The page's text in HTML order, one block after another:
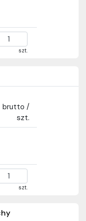
szt.
brutto /
szt.
szt.